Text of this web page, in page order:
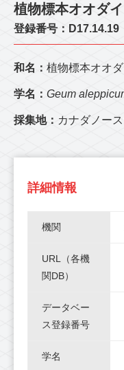
植物標本オオダ
登録番号：D17.14.19
和名： 植物標本オオ
学名： Geum
採集地： カナダノー
詳細情報
機関
URL（各機
関DB）
データベー
ス登録番号
学名